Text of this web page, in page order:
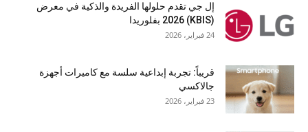
إل جي تقدم حلولها الفريدة والذكية في معرض
(KBIS) 2026 بفلوريدا
24 فبراير، 2026
قريباً: تجربة إبداعية سلسة مع كاميرات أجهزة
جالاكسي
23 فبراير، 2026